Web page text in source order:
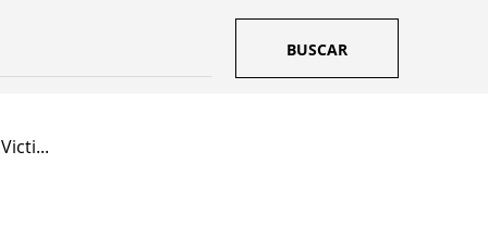
BUSCAR